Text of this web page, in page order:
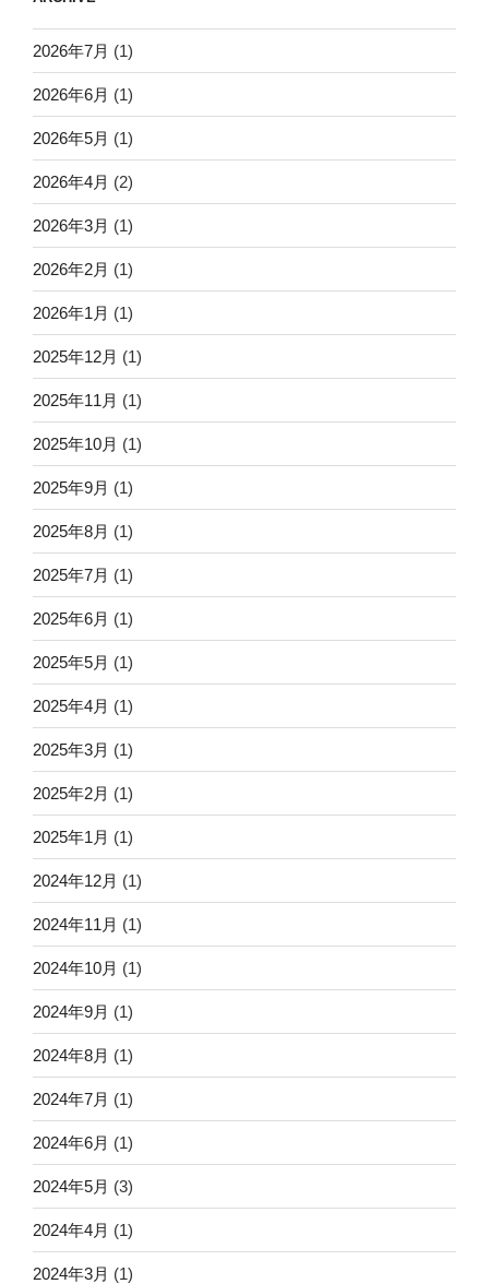
2026年7月 (1)
2026年6月 (1)
2026年5月 (1)
2026年4月 (2)
2026年3月 (1)
2026年2月 (1)
2026年1月 (1)
2025年12月 (1)
2025年11月 (1)
2025年10月 (1)
2025年9月 (1)
2025年8月 (1)
2025年7月 (1)
2025年6月 (1)
2025年5月 (1)
2025年4月 (1)
2025年3月 (1)
2025年2月 (1)
2025年1月 (1)
2024年12月 (1)
2024年11月 (1)
2024年10月 (1)
2024年9月 (1)
2024年8月 (1)
2024年7月 (1)
2024年6月 (1)
2024年5月 (3)
2024年4月 (1)
2024年3月 (1)